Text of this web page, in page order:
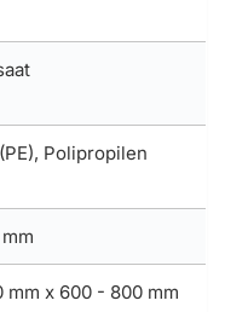
Polipropilen
mm x 600 - 800 mm